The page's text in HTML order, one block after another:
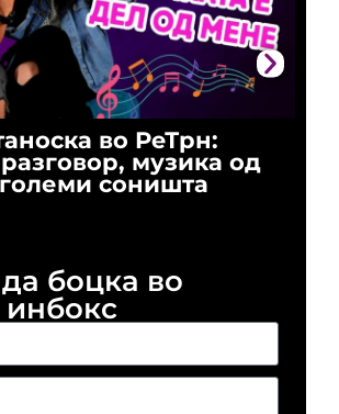
во РеТрн:
музика од
соништа
боцка во
инбокс